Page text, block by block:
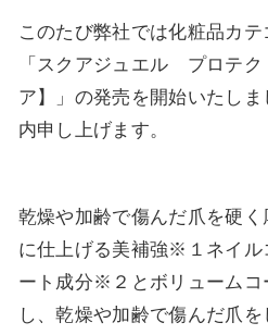
このたび弊社では化粧品カ
「スクアジュエル プロテク
ア】」の発売を開始いたし
内申し上げます。
乾燥や加齢で傷んだ爪を硬
に仕上げる美補強※１ネイル
ート成分※２とボリューム
し、乾燥や加齢で傷んだ爪を